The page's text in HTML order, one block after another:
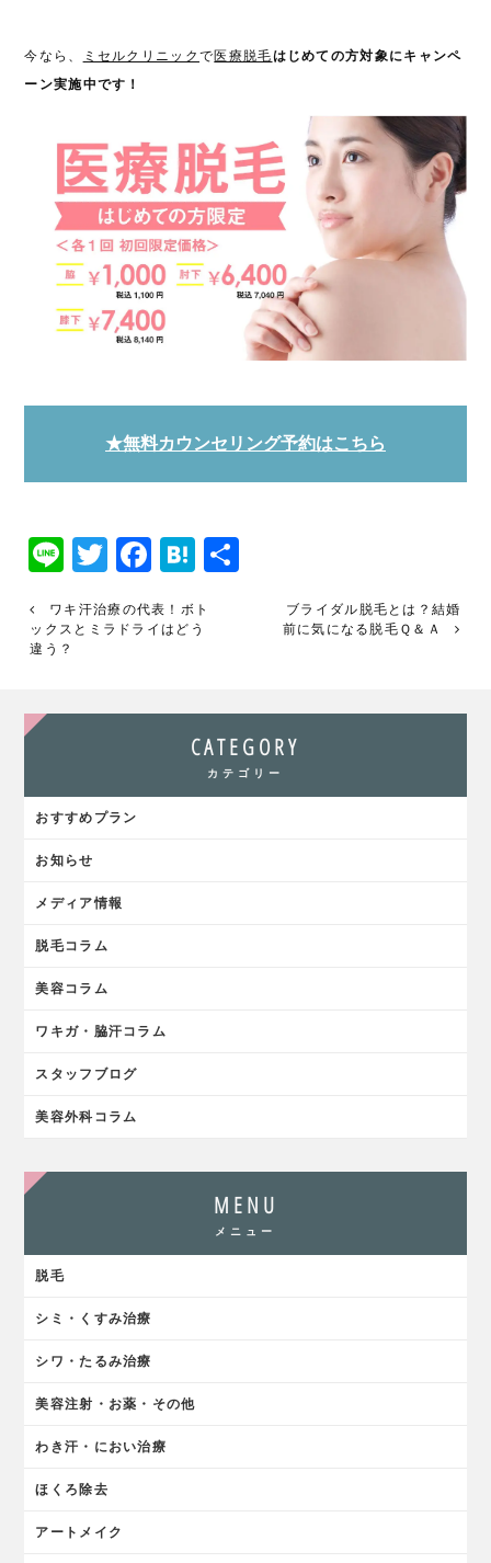
今なら、 ミセルクリニック で 医療脱毛はじめての方対象にキャンペ
ーン実施中です！
★無料カウンセリング予約はこちら
LineTwitter
Facebook
Hatena
ワキ汗治療の代表！ボト
ックスとミラドライはどう
違う？
ブライダル脱毛とは？結婚
前に気になる脱毛Ｑ＆Ａ
CATEGORY
カテゴリー
おすすめプラン
お知らせ
メディア情報
脱毛コラム
美容コラム
ワキガ・脇汗コラム
スタッフブログ
美容外科コラム
MENU
メニュー
脱毛
シミ・くすみ治療
シワ・たるみ治療
美容注射・お薬・その他
わき汗・におい治療
ほくろ除去
アートメイク